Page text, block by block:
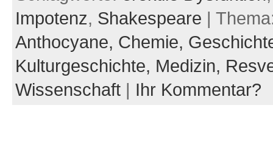
Impotenz, Shakespeare |
Anthocyane, Chemie,
Kulturgeschichte, Medizin,
Wissenschaft| Ihr Kommentar?